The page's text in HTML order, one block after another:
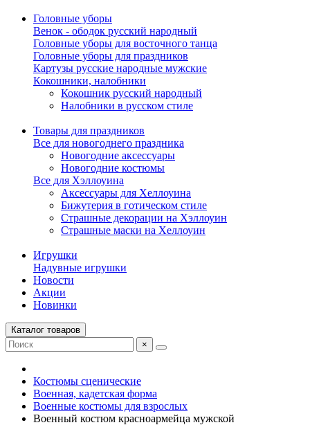
Головные уборы
Венок - ободок русский народный
Головные уборы для восточного танца
Головные уборы для праздников
Картузы русские народные мужские
Кокошники, налобники
Кокошник русский народный
Налобники в русском стиле
Товары для праздников
Все для новогоднего праздника
Новогодние аксессуары
Новогодние костюмы
Все для Хэллоуина
Аксессуары для Хеллоуина
Бижутерия в готическом стиле
Страшные декорации на Хэллоуин
Страшные маски на Хеллоуин
Игрушки
Надувные игрушки
Новости
Акции
Новинки
Каталог товаров
×
Костюмы сценические
Военная, кадетская форма
Военные костюмы для взрослых
Военный костюм красноармейца мужской